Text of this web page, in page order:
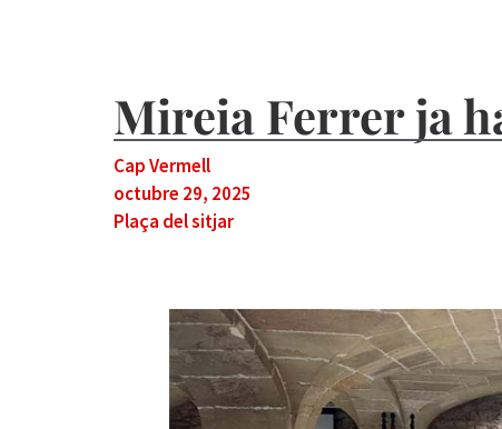
Mireia Ferrer ja
Cap Vermell
octubre 29, 2025
Plaça del sitjar